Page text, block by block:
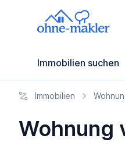
Immobilien suchen
Immobilien
Wohnung